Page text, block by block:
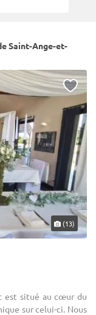
Saint-Ange-et-
(13)
est situé au cœur du
sur celui-ci. Nous